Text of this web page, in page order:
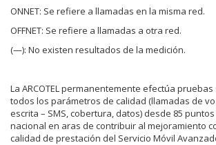
ONNET: Se refiere a llamadas en la misma red.
OFFNET: Se refiere a llamadas a otra red.
(—): No existen resultados de la medición.
La ARCOTEL permanentemente efectúa
todos los parámetros de calidad (llamadas de
escrita – SMS, cobertura, datos) desde 85
nacional en aras de contribuir al mejoramiento
calidad de prestación del Servicio Móvil